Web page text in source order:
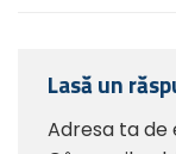
Lasă un
Adresa ta de